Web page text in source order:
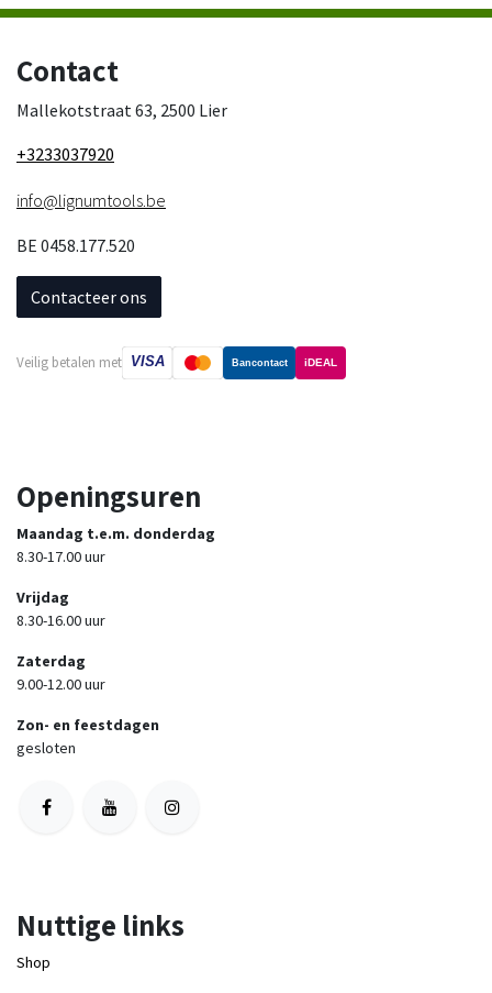
Contact
Mallekotstraat 63, 2500 Lier
+3233037920
info@lignumtools.be
BE 0458.177.520
Contacteer ons
Veilig betalen met VISA Bancontact iDEAL
Openingsuren
Maandag t.e.m. donderdag
8.30-17.00 uur
Vrijdag
8.30-16.00 uur
Zaterdag
9.00-12.00 uur
Zon- en feestdagen
gesloten
Nuttige links
Shop